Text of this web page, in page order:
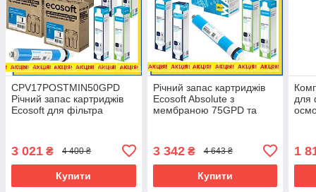
CPV17POSTMIN50GPD
Річний запас картриджів
Ecosoft для фільтра
3 021 ₴ 4 400 ₴
Купити
Річний запас картриджів
Ecosoft Absolute з
мембраною 75GPD та
3 342₴ 4 643 ₴
Купити
для
1